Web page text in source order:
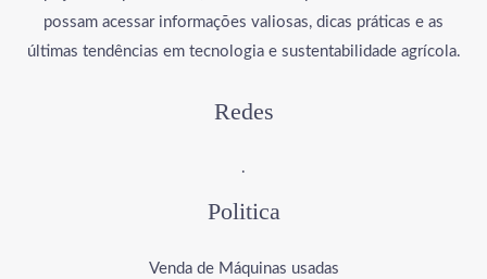
possam acessar informações valiosas, dicas práticas e as
últimas tendências em tecnologia e sustentabilidade agrícola.
Redes
.
Politica
Venda de Máquinas usadas